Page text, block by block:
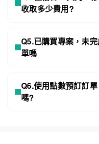
收取多少費用?
Q5.已購買專案，未
單嗎
Q6.使用點數預訂訂
嗎?